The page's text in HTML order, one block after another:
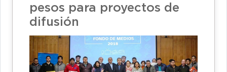
pesos para proyectos de
difusión